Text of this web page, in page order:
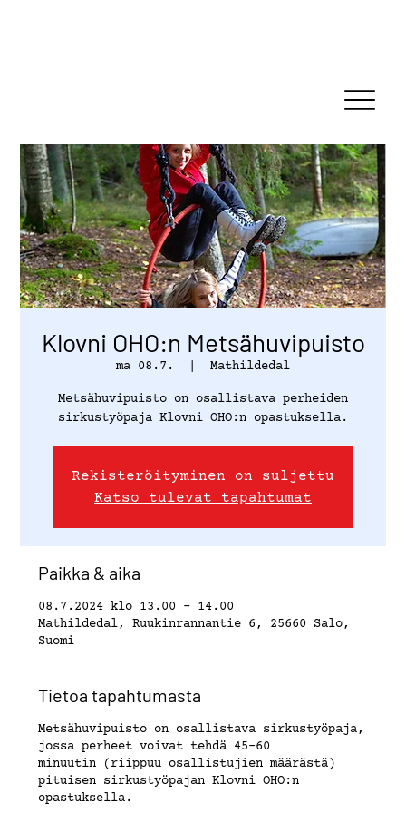
Klovni OHO:n Metsähuvipuisto
ma 08.7. Mathildedal
Metsähuvipuisto on osallistava perheiden
sirkustyöpaja Klovni OHO:n opastuksella.
Rekisteröityminen on suljettu
Katso tulevat tapahtumat
Paikka & aika
08.7.2024 klo 13.00 – 14.00
Mathildedal, Ruukinrannantie 6, 25660 Salo,
Suomi
Tietoa tapahtumasta
Metsähuvipuisto on osallistava sirkustyöpaja,
jossa perheet voivat tehdä 45-60
minuutin (riippuu osallistujien määrästä)
pituisen sirkustyöpajan Klovni OHO:n
opastuksella.